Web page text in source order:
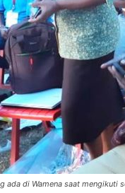
ada di Wamena saat